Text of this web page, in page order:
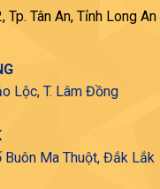
Tân An, Tỉnh Long An
Lộc, T. Lâm Đồng
Buôn Ma Thuột, Đắk Lắk